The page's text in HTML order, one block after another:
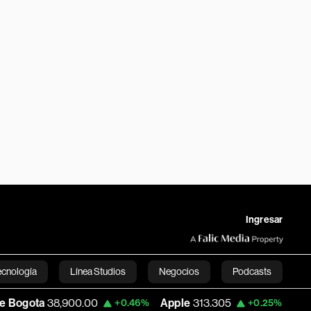
Ingresar
Línea Studios Negocios Podcasts
English+0.46% Apple 313.305 +0.25% USD COP